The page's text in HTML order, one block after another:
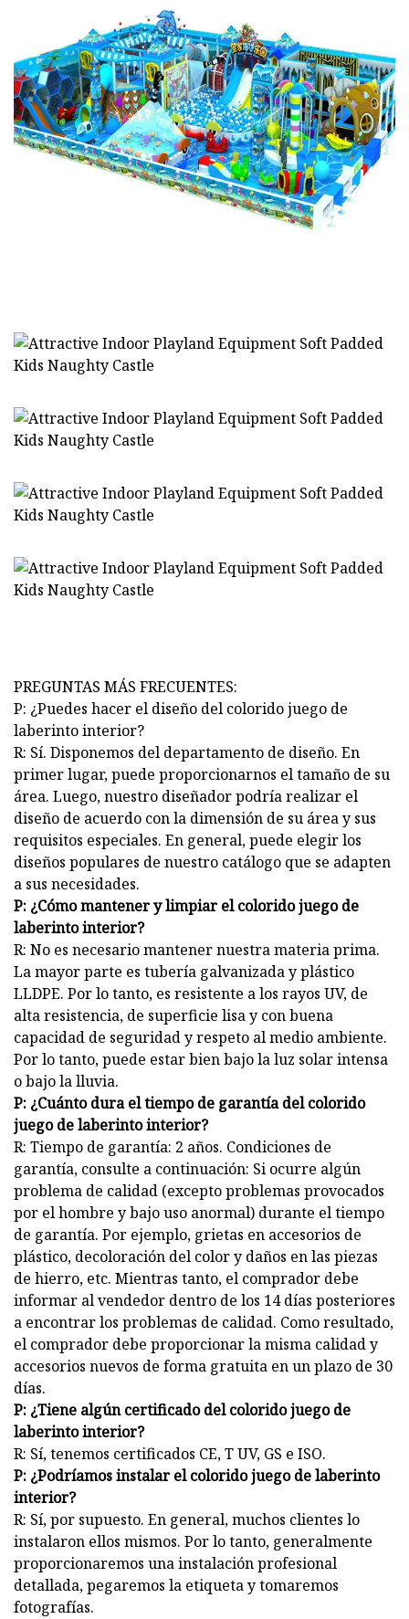
PREGUNTAS MÁS FRECUENTES:
P: ¿Puedes hacer el diseño del colorido juego de
laberinto interior?
R: Sí. Disponemos del departamento de diseño. En
primer lugar, puede proporcionarnos el tamaño de su
área. Luego, nuestro diseñador podría realizar el
diseño de acuerdo con la dimensión de su área y sus
requisitos especiales. En general, puede elegir los
diseños populares de nuestro catálogo que se adapten
a sus necesidades.
P: ¿Cómo mantener y limpiar el colorido juego de
laberinto interior?
R: No es necesario mantener nuestra materia prima.
La mayor parte es tubería galvanizada y plástico
LLDPE. Por lo tanto, es resistente a los rayos UV, de
alta resistencia, de superficie lisa y con buena
capacidad de seguridad y respeto al medio ambiente.
Por lo tanto, puede estar bien bajo la luz solar intensa
o bajo la lluvia.
P: ¿Cuánto dura el tiempo de garantía del colorido
juego de laberinto interior?
R: Tiempo de garantía: 2 años. Condiciones de
garantía, consulte a continuación: Si ocurre algún
problema de calidad (excepto problemas provocados
por el hombre y bajo uso anormal) durante el tiempo
de garantía. Por ejemplo, grietas en accesorios de
plástico, decoloración del color y daños en las piezas
de hierro, etc. Mientras tanto, el comprador debe
informar al vendedor dentro de los 14 días posteriores
a encontrar los problemas de calidad. Como resultado,
el comprador debe proporcionar la misma calidad y
accesorios nuevos de forma gratuita en un plazo de 30
días.
P: ¿Tiene algún certificado del colorido juego de
laberinto interior?
R: Sí, tenemos certificados CE, T UV, GS e ISO.
P: ¿Podríamos instalar el colorido juego de laberinto
interior?
R: Sí, por supuesto. En general, muchos clientes lo
instalaron ellos mismos. Por lo tanto, generalmente
proporcionaremos una instalación profesional
detallada, pegaremos la etiqueta y tomaremos
fotografías.